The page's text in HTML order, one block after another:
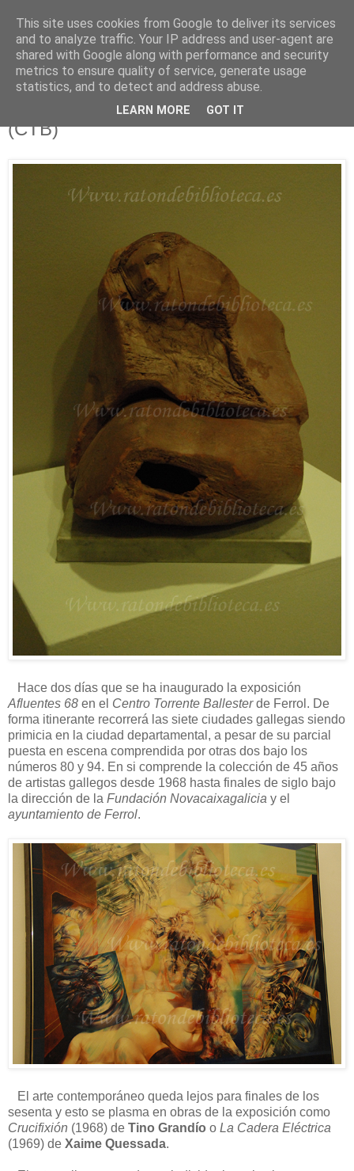
Está de pinga
10/11/12
Afluentes 68 e Ilustrísimos, Ilustrados
(CTB)
Hace dos días que se ha inaugurado la exposición
Afluentes 68 en el Centro Torrente Ballesterde Ferrol. De
forma itinerante recorrerá las siete ciudades gallegas siendo
primicia en la ciudad departamental, a pesar de su parcial
puesta en escena comprendida por otras dos bajo los
números 80 y 94. En si comprende la colección de 45 años
de artistas gallegos desde 1968 hasta finales de siglo bajo
la dirección de la Fundación Novacaixagalicia y el
ayuntamiento de Ferrol.
El arte contemporáneo queda lejos para finales de los
sesenta y esto se plasma en obras de la exposición como
Crucifixión (1968) de Tino Grandío o La Cadera Eléctrica
(1969) de Xaime Quessada.
This site uses cookies from Google to deliver its services
and to analyze traffic. Your IP address and user-agent are
shared with Google along with performance and security
metrics to ensure quality of service, generate usage
statistics, and to detect and address abuse.
LEARN MORE GOT IT